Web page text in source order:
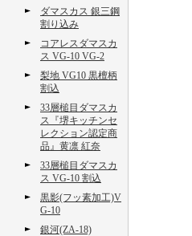
ダマスカス 銀三鋼
割り込み
コアレスダマスカ
ス VG-10 VG-2
梨地 VG10 黒檀柄
割込
33層槌目ダマスカ
ス『堺キッチンセ
レクション認定商
品』黄凛 紅奈
33層槌目ダマスカ
ス VG-10 割込
黒影(フッ素加工)V
G-10
銀河(ZA-18)